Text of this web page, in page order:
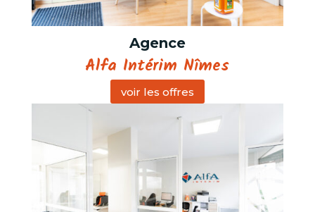
Agence
Alfa Intérim Nîmes
voir les offres